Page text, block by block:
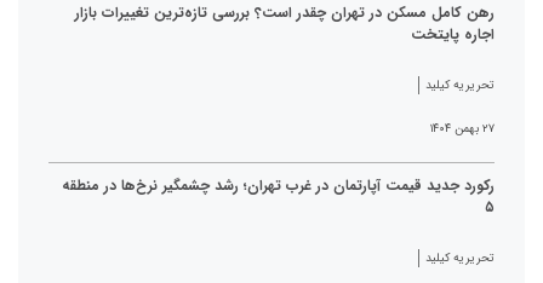
رهن کامل مسکن در تهران چقدر است؟ بررسی تازه‌ترین تغییرات بازار
اجاره پایتخت
تحریریه کیلید
۲۷ بهمن ۱۴۰۴
رکورد جدید قیمت آپارتمان در غرب تهران؛ رشد چشمگیر نرخ‌ها در منطقه
۵
تحریریه کیلید